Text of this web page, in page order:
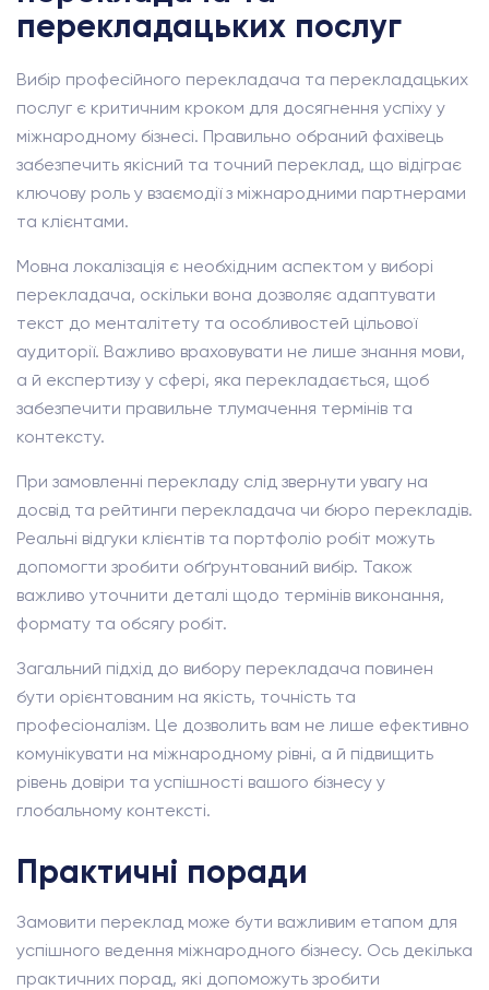
перекладацьких послуг
Вибір професійного перекладача та перекладацьких
послуг є критичним кроком для досягнення успіху у
міжнародному бізнесі. Правильно обраний фахівець
забезпечить якісний та точний переклад, що відіграє
ключову роль у взаємодії з міжнародними партнерами
та клієнтами.
Мовна локалізація є необхідним аспектом у виборі
перекладача, оскільки вона дозволяє адаптувати
текст до менталітету та особливостей цільової
аудиторії. Важливо враховувати не лише знання мови,
а й експертизу у сфері, яка перекладається, щоб
забезпечити правильне тлумачення термінів та
контексту.
При замовленні перекладу слід звернути увагу на
досвід та рейтинги перекладача чи бюро перекладів.
Реальні відгуки клієнтів та портфоліо робіт можуть
допомогти зробити обґрунтований вибір. Також
важливо уточнити деталі щодо термінів виконання,
формату та обсягу робіт.
Загальний підхід до вибору перекладача повинен
бути орієнтованим на якість, точність та
професіоналізм. Це дозволить вам не лише ефективно
комунікувати на міжнародному рівні, а й підвищить
рівень довіри та успішності вашого бізнесу у
глобальному контексті.
Практичні поради
Замовити переклад може бути важливим етапом для
успішного ведення міжнародного бізнесу. Ось декілька
практичних порад, які допоможуть зробити